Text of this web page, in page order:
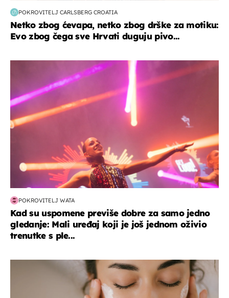
POKROVITELJ CARLSBERG CROATIA
Netko zbog ćevapa, netko zbog drške za motiku:
Evo zbog čega sve Hrvati duguju pivo...
POKROVITELJ WATA
Kad su uspomene previše dobre za samo jedno
gledanje: Mali uređaj koji je još jednom oživio
trenutke s ple...
moda & ljepota